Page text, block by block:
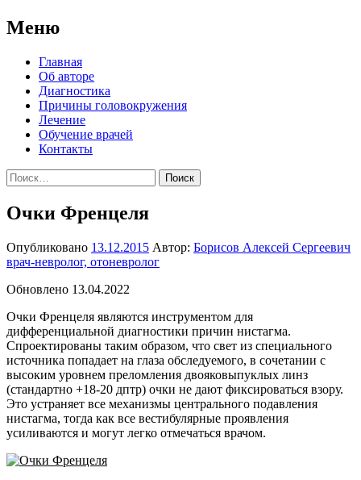
Меню
Перейти
содержимому
Главная
Об авторе
Диагностика
Причины головокружения
Лечение
Обучение врачей
Контакты
Найти:
Очки Френцеля
Опубликовано 13.12.2015 Автор: Борисов Алексей Сергеевич
врач-невролог, отоневролог
Обновлено 13.04.2022
Очки Френцеля являются инструментом для
дифференциальной диагностики причин нистагма.
Спроектированы таким образом, что свет из специального
источника попадает на глаза обследуемого, в сочетании с
высоким уровнем преломления двояковыпуклых линз
(стандартно +18-20 дптр) очки не дают фиксироваться взору.
Это устраняет все механизмы центрального подавления
нистагма, тогда как все вестибулярные проявления
усиливаются и могут легко отмечаться врачом.